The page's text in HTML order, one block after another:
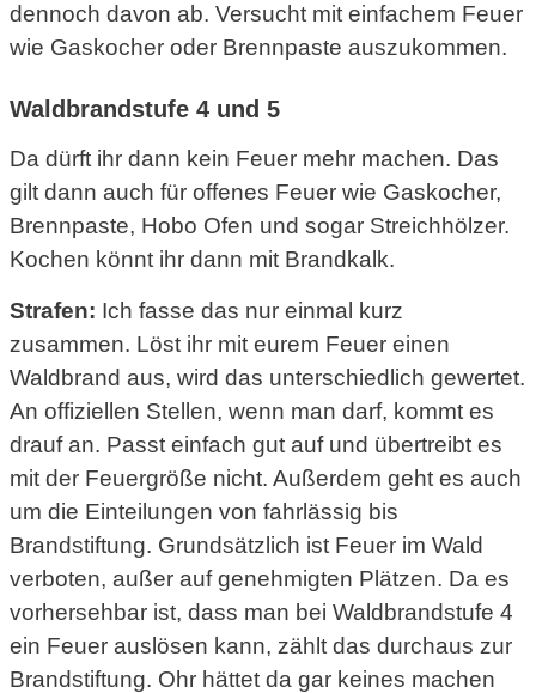
dennoch davon ab. Versucht mit einfachem Feuer
wie Gaskocher oder Brennpaste auszukommen.
Waldbrandstufe 4 und 5
Da dürft ihr dann kein Feuer mehr machen. Das
gilt dann auch für offenes Feuer wie Gaskocher,
Brennpaste, Hobo Ofen und sogar Streichhölzer.
Kochen könnt ihr dann mit Brandkalk.
Strafen: Ich fasse das nur einmal kurz
zusammen. Löst ihr mit eurem Feuer einen
Waldbrand aus, wird das unterschiedlich gewertet.
An offiziellen Stellen, wenn man darf, kommt es
drauf an. Passt einfach gut auf und übertreibt es
mit der Feuergröße nicht. Außerdem geht es auch
um die Einteilungen von fahrlässig bis
Brandstiftung. Grundsätzlich ist Feuer im Wald
verboten, außer auf genehmigten Plätzen. Da es
vorhersehbar ist, dass man bei Waldbrandstufe 4
ein Feuer auslösen kann, zählt das durchaus zur
Brandstiftung. Ohr hättet da gar keines machen